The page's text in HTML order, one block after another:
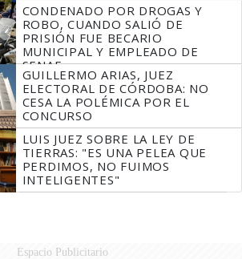
CONDENADO POR DROGAS Y
ROBO, CUANDO SALIÓ DE
PRISIÓN FUE BECARIO
MUNICIPAL Y EMPLEADO DE
SENAF
GUILLERMO ARIAS, JUEZ
ELECTORAL DE CÓRDOBA: NO
CESA LA POLÉMICA POR EL
CONCURSO
LUIS JUEZ SOBRE LA LEY DE
TIERRAS: "ES UNA PELEA QUE
PERDIMOS, NO FUIMOS
INTELIGENTES"
Espacio Publicitario